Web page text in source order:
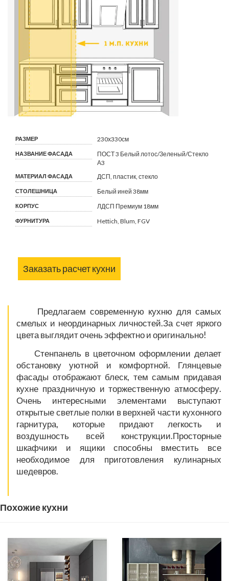
РАЗМЕР 230х330см
НАЗВАНИЕ ФАСАДА
ПОСТ 3 Белый лотос/Зеленый/Стекло
А3
МАТЕРИАЛ ФАСАДА ДСП, пластик, стекло
СТОЛЕШНИЦА Белый иней 38мм
КОРПУС ЛДСП Премиум 18мм
ФУРНИТУРА Hettich, Blum, FGV
Заказать расчет кухни
Предлагаем современную кухню для самых
смелых и неординарных личностей.За счет яркого
цвета выглядит очень эффектно и оригинально!
Стенпанель в цветочном оформлении делает
обстановку уютной и комфортной. Глянцевые
фасады отображают блеск, тем самым придавая
кухне праздничную и торжественную атмосферу.
Очень интересными элементами выступают
открытые светлые полки в верхней части кухонного
гарнитура, которые придают легкость и
воздушность всей конструкции.Просторные
шкафчики и ящики способны вместить все
необходимое для приготовления кулинарных
шедевров.
Похожие кухни